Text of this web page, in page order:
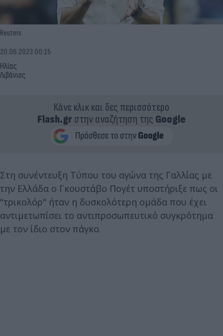
Reuters
Ηλίας
Λιβάνιος
20.06.2023 00:15
Κάνε κλικ και δες περισσότερο
Flash.grστην αναζήτηση της Google
Στη συνέντευξη Τύπου του αγώνα της Γαλλίας με
την Ελλάδα ο Γκουστάβο Πογέτ υποστήριξε πως οι
"τρικολόρ" ήταν η δυσκολότερη ομάδα που έχει
αντιμετωπίσει το αντιπροσωπευτικό συγκρότημα
με τον ίδιο στον πάγκο.